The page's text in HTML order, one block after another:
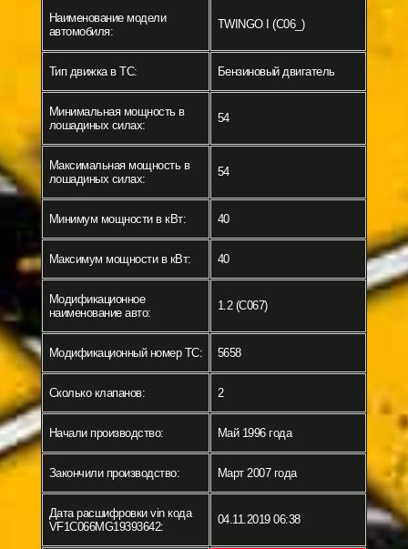
Наименование модели
автомобиля:
TWINGO I (C06_)
Тип движка в ТС: Бензиновый двигатель
Минимальная мощность в
лошадиных силах:
54
Максимальная мощность в
лошадиных силах:
54
Минимум мощности в кВт: 40
Максимум мощности в кВт: 40
Модификационное
наименование авто:
1.2 (C067)
Модификационный номер ТС: 5658
Сколько клапанов: 2
Начали производство: Май 1996 года
Закончили производство: Март 2007 года
Дата расшифровки vin кода
VF1C066MG19393642:
04.11.2019 06:38